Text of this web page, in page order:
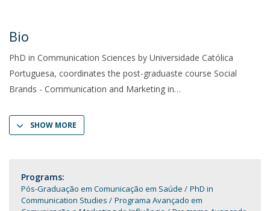
Bio
PhD in Communication Sciences by Universidade Católica
Portuguesa, coordinates the post-graduaste course Social
Brands - Communication and Marketing in
SHOW MORE
Programs:
Pós-Graduação em Comunicação em Saúde
PhD in
Communication Studies
Programa Avançado em